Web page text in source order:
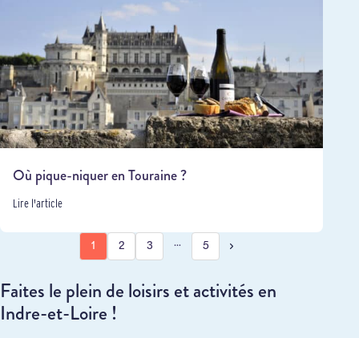
Où pique-niquer en Touraine ?
Lire l'article
1 2 3 … 5
Faites le plein de loisirs et activités en
Indre-et-Loire !